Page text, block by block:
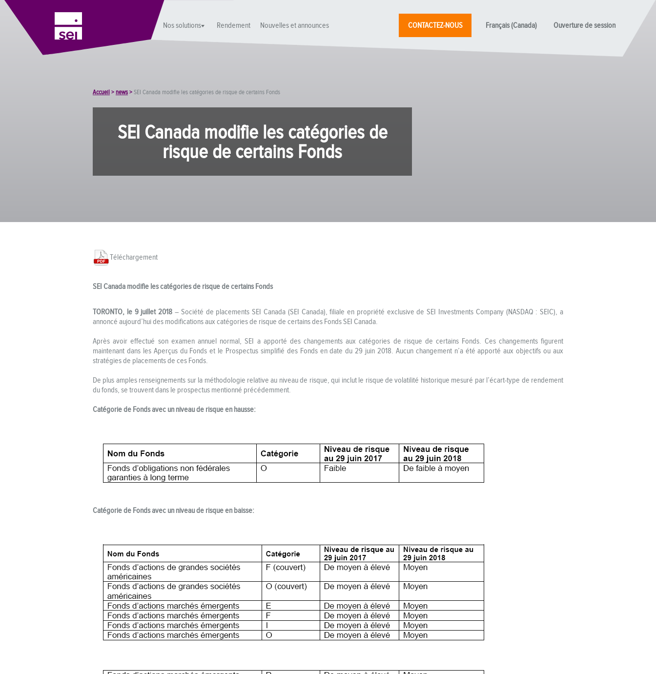
Nos solutions Rendement Nouvelles et announces CONTACTEZ-NOUS Français (Canada) Ouverture de session
Accueil>news>SEI Canada modifie les catégories de risque de certains Fonds
SEI Canada modifie les catégories de
risque de certains Fonds
Téléchargement
SEI Canada modifie les catégories de risque de certains Fonds
TORONTO, le 9 juillet 2018 – Société de placements SEI Canada (SEI Canada), filiale en propriété exclusive de SEI Investments Company (NASDAQ : SEIC), a
annoncé aujourd’hui des modifications aux catégories de risque de certains des Fonds SEI Canada.
Après avoir effectué son examen annuel normal, SEI a apporté des changements aux catégories de risque de certains Fonds. Ces changements figurent
maintenant dans les Aperçus du Fonds et le Prospectus simplifié des Fonds en date du 29 juin 2018. Aucun changement n’a été apporté aux objectifs ou aux
stratégies de placements de ces Fonds.
De plus amples renseignements sur la méthodologie relative au niveau de risque, qui inclut le risque de volatilité historique mesuré par l’écart-type de rendement
du fonds, se trouvent dans le prospectus mentionné précédemment.
Catégorie de Fonds avec un niveau de risque en hausse:
Catégorie de Fonds avec un niveau de risque en baisse: